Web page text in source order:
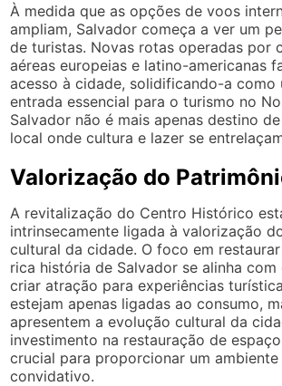
À medida que as opções de voos
ampliam, Salvador começa a ver um
de turistas. Novas rotas operadas por
aéreas europeias e latino-americanas
acesso à cidade, solidificando-a como
entrada essencial para o turismo no
Salvador não é mais apenas destino
local onde cultura e lazer se
Valorização do
A revitalização do Centro Histórico
intrinsecamente ligada à valorização
cultural da cidade. O foco em
rica história de Salvador se alinha
criar atração para experiências
estejam apenas ligadas ao consumo,
apresentem a evolução cultural da
investimento na restauração de
crucial para proporcionar um
convidativo.